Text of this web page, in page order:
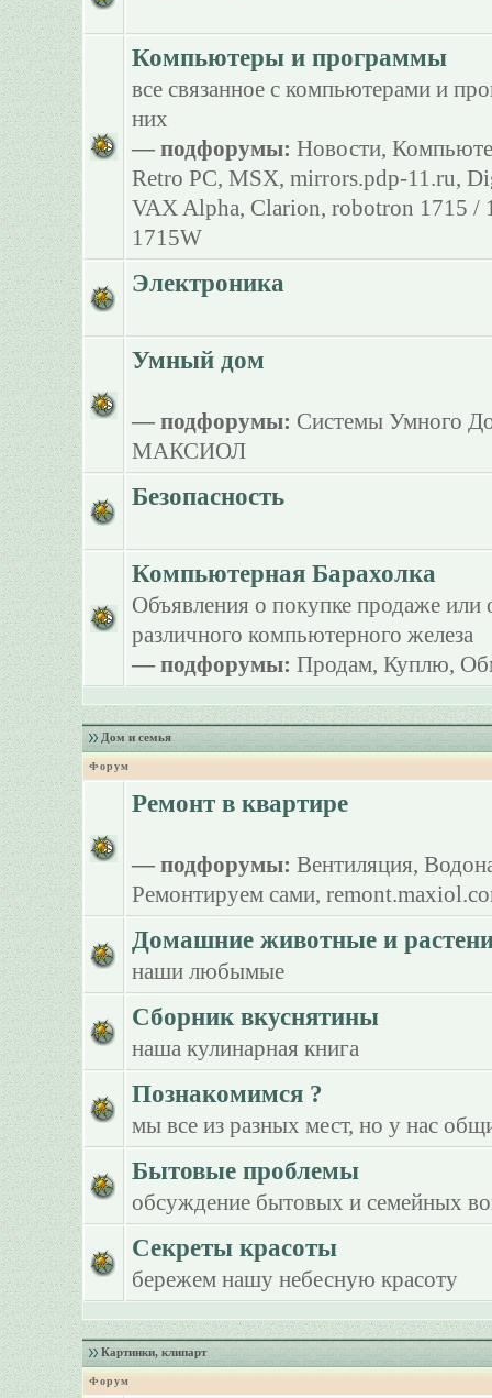
Компьютеры и программы
все связанное с компьютерами и
них
— подфорумы: Новости,
Retro PC, MSX, mirrors.pdp-11.ru,
VAX Alpha, Clarion, robotron 1715 /
1715W
Электроника
Умный дом
— подфорумы: Системы Умного
МАКСИОЛ
Безопасность
Компьютерная Барахолка
Объявления о покупке продаже или
различного компьютерного железа
— подфорумы: Продам, Куплю,
Дом и семья
Форум
Ремонт в квартире
— подфорумы: Вентиляция,
Ремонтируем сами,
Домашние животные и
наши любымые
Сборник вкуснятины
наша кулинарная книга
Познакомимся ?
мы все из разных мест, но у нас
Бытовые проблемы
обсуждение бытовых и семейных
Секреты красоты
бережем нашу небесную красоту
Картинки, клипарт
Форум